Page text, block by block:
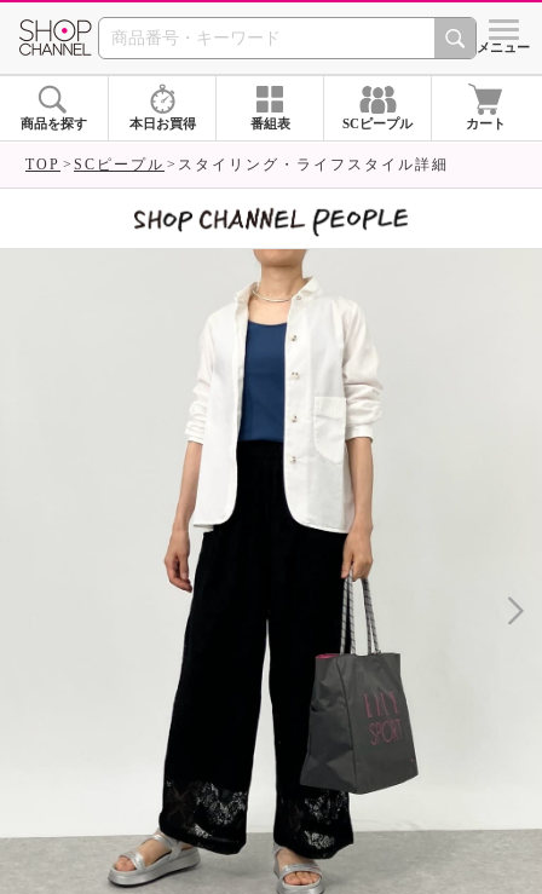
SHOP CHANNEL シメニュー
商品を探す 本日お買得 番組表 SCピープル カート
TOP SCピープル スタイリング・ライフスタイル詳細